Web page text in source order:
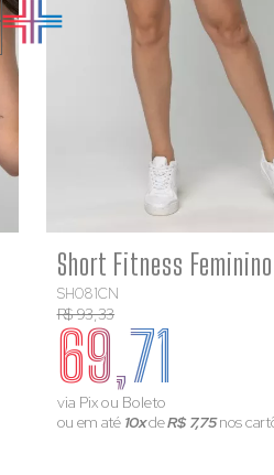
SH081CN
R$ 93,33
69,71
via Pix ou Boleto
ou em até 10xdeR$ 7,75nos